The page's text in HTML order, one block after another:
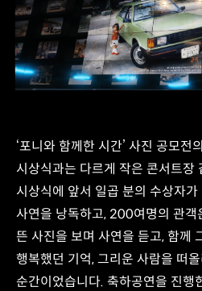
‘포니와 함께한 시간’ 사진 공모전
시상식과는 다르게 작은 콘서트장
시상식에 앞서 일곱 분의 수상자
사연을 낭독하고, 200여명의 관객
뜬 사진을 보며 사연을 듣고, 함께
행복했던 기억, 그리운 사람을 떠
순간이었습니다. 축하공연을 진행